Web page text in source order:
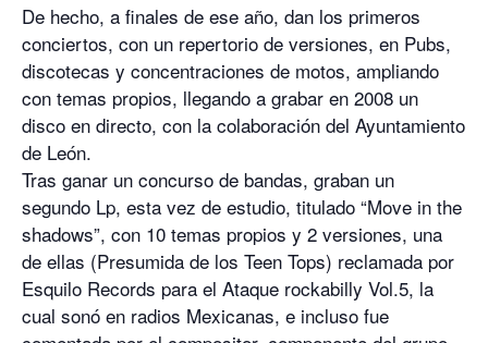
at
s
A
p
p
e
b
o
o
k
itt
er
ai
l
De hecho, a finales de ese año, dan los primeros
conciertos, con un repertorio de versiones, en Pubs,
discotecas y concentraciones de motos, ampliando
con temas propios, llegando a grabar en 2008 un
disco en directo, con la colaboración del Ayuntamiento
de León.
Tras ganar un concurso de bandas, graban un
segundo Lp, esta vez de estudio, titulado “Move in the
shadows”, con 10 temas propios y 2 versiones, una
de ellas (Presumida de los Teen Tops) reclamada por
Esquilo Records para el Ataque rockabilly Vol.5, la
cual sonó en radios Mexicanas, e incluso fue